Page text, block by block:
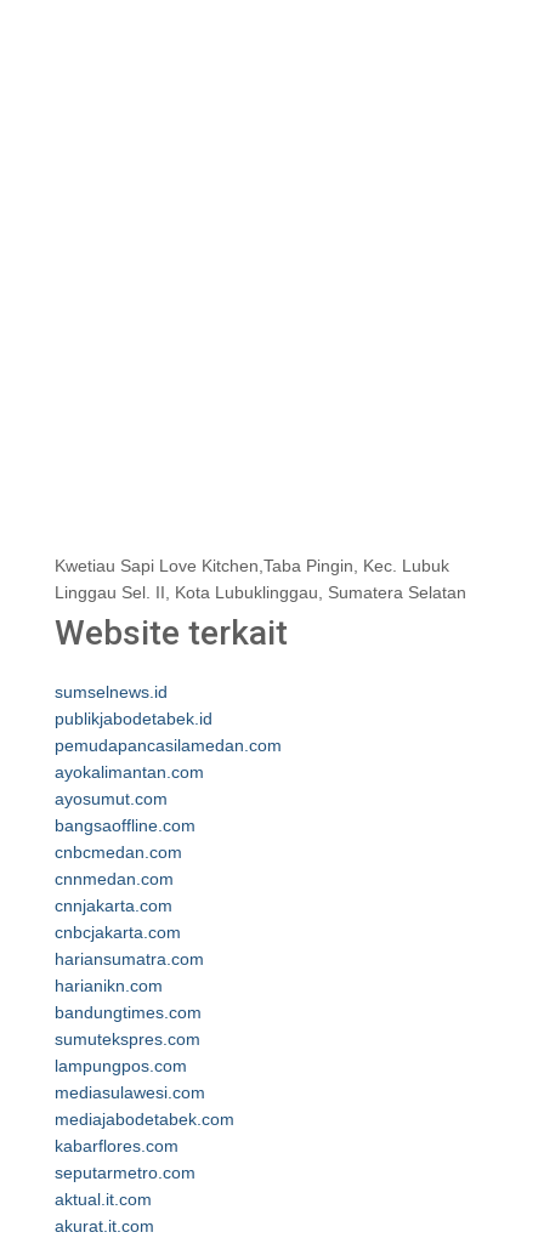
Kwetiau Sapi Love Kitchen,Taba Pingin, Kec. Lubuk
Linggau Sel. II, Kota Lubuklinggau, Sumatera Selatan
Website terkait
sumselnews.id
publikjabodetabek.id
pemudapancasilamedan.com
ayokalimantan.com
ayosumut.com
bangsaoffline.com
cnbcmedan.com
cnnmedan.com
cnnjakarta.com
cnbcjakarta.com
hariansumatra.com
harianikn.com
bandungtimes.com
sumutekspres.com
lampungpos.com
mediasulawesi.com
mediajabodetabek.com
kabarflores.com
seputarmetro.com
aktual.it.com
akurat.it.com